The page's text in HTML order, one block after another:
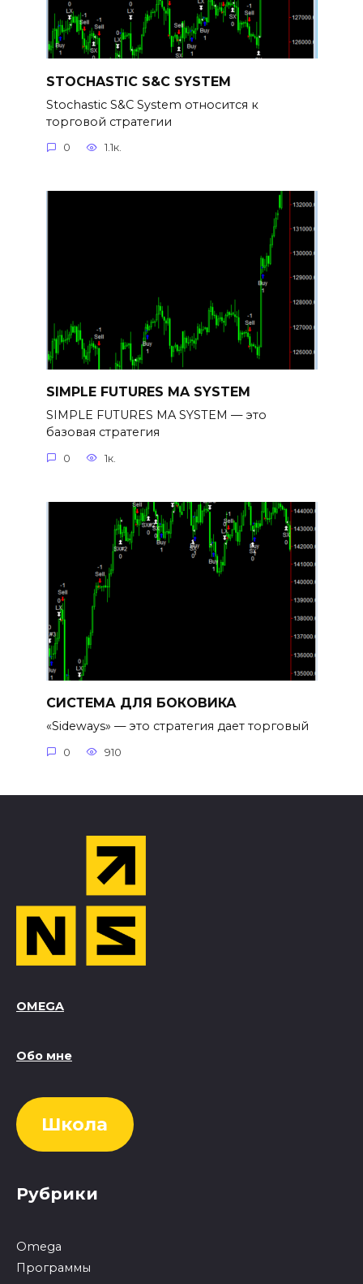
STOCHASTIC S&C SYSTEM
Stochastic S&C System относится к
торговой стратегии
0 1.1к.
SIMPLE FUTURES MA SYSTEM
SIMPLE FUTURES MA SYSTEM — это
базовая стратегия
0 1к.
СИСТЕМА ДЛЯ БОКОВИКА
«Sideways» — это стратегия дает торговый
0 910
OMEGA
Обо мне
Школа
Рубрики
Omega
Программы